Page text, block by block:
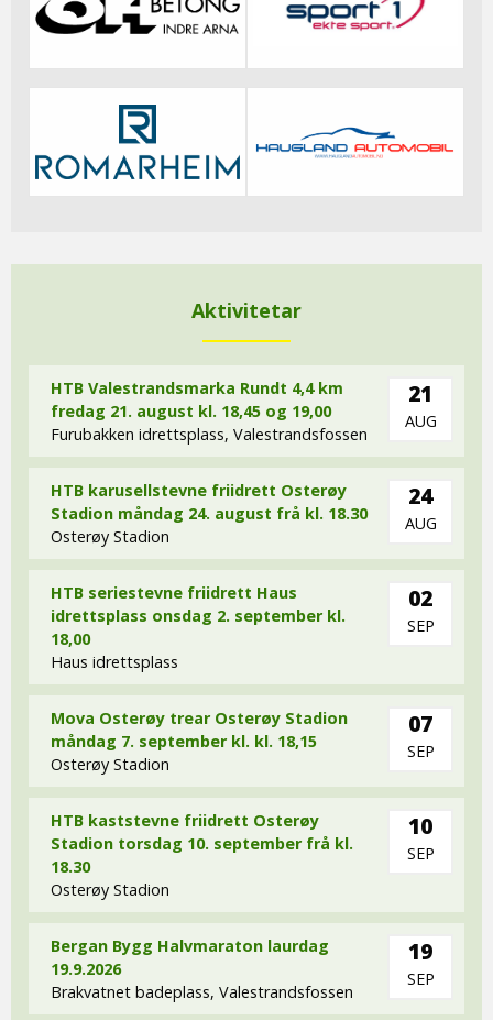
Aktivitetar
HTB Valestrandsmarka Rundt 4,4 km
fredag 21. august kl. 18,45 og 19,00
Furubakken idrettsplass, Valestrandsfossen
21
AUG
HTB karusellstevne friidrett Osterøy
Stadion måndag 24. august frå kl. 18.30
Osterøy Stadion
24
AUG
HTB seriestevne friidrett Haus
idrettsplass onsdag 2. september kl.
18,00
Haus idrettsplass
02
SEP
Mova Osterøy trear Osterøy Stadion
måndag 7. september kl. kl. 18,15
Osterøy Stadion
07
SEP
HTB kaststevne friidrett Osterøy
Stadion torsdag 10. september frå kl.
18.30
Osterøy Stadion
10
SEP
Bergan Bygg Halvmaraton laurdag
19.9.2026
Brakvatnet badeplass, Valestrandsfossen
19
SEP